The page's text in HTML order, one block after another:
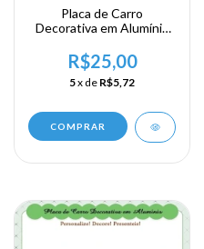
Placa de Carro
Decorativa em Alumínio
- Buenos Aires
R$25,00
5x de R$5,72
COMPRAR